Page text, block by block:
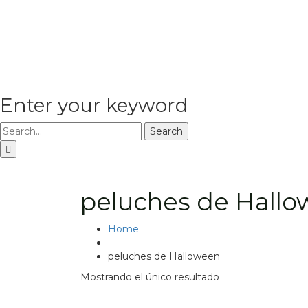
Enter your keyword
Search
peluches de
Home
peluches de Halloween
Mostrando el único resultado